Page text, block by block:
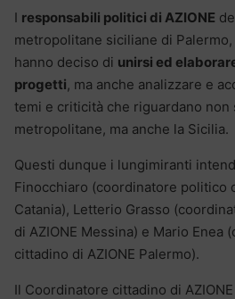
I responsabili politici di AZIONE
metropolitane siciliane di Palermo,
hanno deciso di unirsi ed
progetti, ma anche analizzare e
temi e criticità che riguardano
metropolitane, ma anche la Sicilia.
Questi dunque i lungimiranti
Finocchiaro (coordinatore politico
Catania), Letterio Grasso
di AZIONE Messina) e Mario Enea
cittadino di AZIONE Palermo).
Il Coordinatore cittadino di